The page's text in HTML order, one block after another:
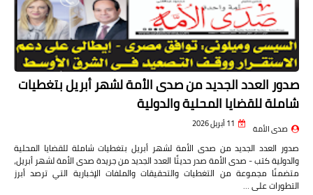
صدور العدد الجديد من صدى الأمة لشهر أبريل بتغطيات
شاملة للقضايا المحلية والدولية
صدى الأمة 11 أبريل 2026
صدور العدد الجديد من صدى الأمة لشهر أبريل بتغطيات شاملة للقضايا المحلية
والدولية كتب - صدى الأمة صدر حديثًا العدد الجديد من جريدة صدى الأمة لشهر أبريل،
متضمنًا مجموعة من التغطيات والتحقيقات والملفات الإخبارية التي ترصد أبرز
التطورات على …